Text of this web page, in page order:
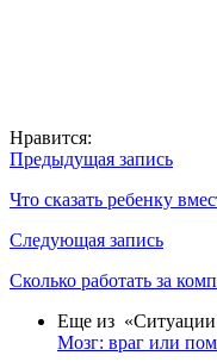
Нравится:
Навигация
по
записям
Предыдущая запись
Что сказать ребенку
Следующая запись
Сколько работать за
Еще из
Мозг: враг или